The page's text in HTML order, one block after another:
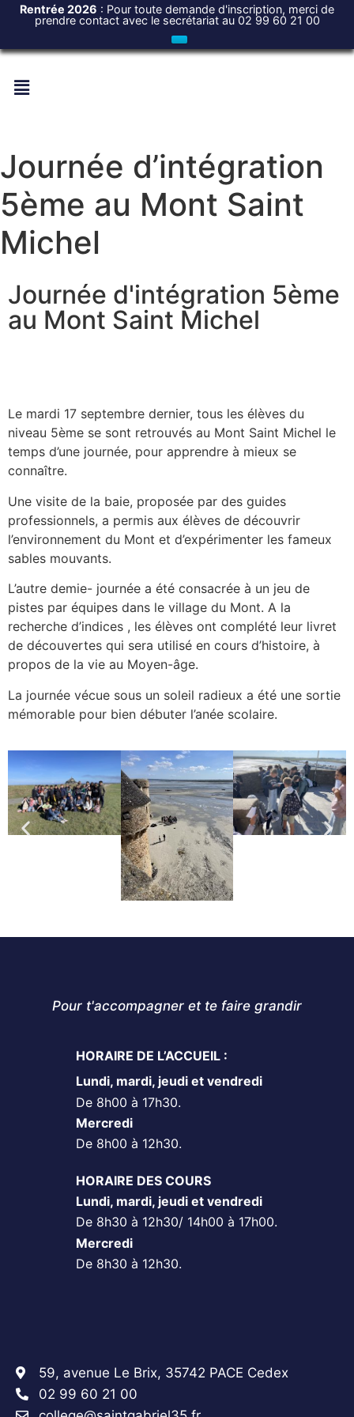
Rentrée 2026 : Pour toute demande d'inscription, merci de
prendre contact avec le secrétariat au 02 99 60 21 00
Journée d’intégration
5ème au Mont Saint
Michel
Journée d'intégration 5ème
au Mont Saint Michel
Le mardi 17 septembre dernier, tous les élèves du
niveau 5ème se sont retrouvés au Mont Saint Michel le
temps d’une journée, pour apprendre à mieux se
connaître.
Une visite de la baie, proposée par des guides
professionnels, a permis aux élèves de découvrir
l’environnement du Mont et d’expérimenter les fameux
sables mouvants.
L’autre demie- journée a été consacrée à un jeu de
pistes par équipes dans le village du Mont. A la
recherche d’indices , les élèves ont complété leur livret
de découvertes qui sera utilisé en cours d’histoire, à
propos de la vie au Moyen-âge.
La journée vécue sous un soleil radieux a été une sortie
mémorable pour bien débuter l’anée scolaire.
Pour t'accompagner et te faire grandir
HORAIRE DE L’ACCUEIL :
Lundi, mardi, jeudi et vendredi
De 8h00 à 17h30.
Mercredi
De 8h00 à 12h30.
HORAIRE DES COURS
Lundi, mardi, jeudi et vendredi
De 8h30 à 12h30/ 14h00 à 17h00.
Mercredi
De 8h30 à 12h30.
59, avenue Le Brix, 35742 PACE Cedex
02 99 60 21 00